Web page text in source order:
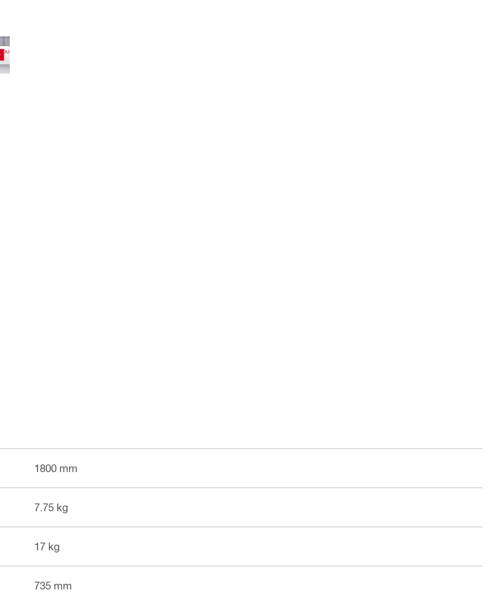
1800 mm
7.75 kg
17 kg
735 mm